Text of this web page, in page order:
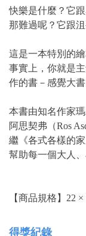
快樂是什麼？
那難過呢？它
這是一本特別的
事實上，你就是
作的書－感覺大
本書由知名作家
阿思契弗（Ros
繼《各式各樣的
幫助每一個大人
【商品規格】22
得獎紀錄